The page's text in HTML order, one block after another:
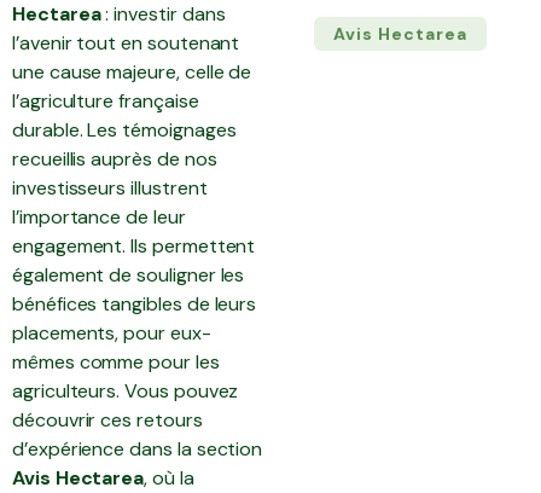
Hectarea: investir dans
l’avenir tout en soutenant
une cause majeure, celle de
l’agriculture française
durable. Les témoignages
recueillis auprès de nos
investisseurs illustrent
l’importance de leur
engagement. Ils permettent
également de souligner les
bénéfices tangibles de leurs
placements, pour eux-
mêmes comme pour les
agriculteurs. Vous pouvez
découvrir ces retours
d’expérience dans la section
Avis Hectarea, où la
Avis Hectarea